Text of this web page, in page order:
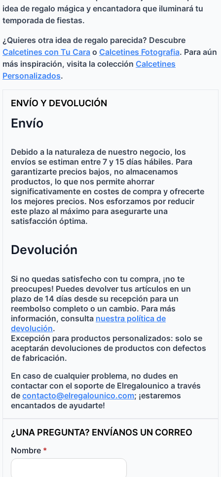
idea de regalo mágica y encantadora que iluminará tu
temporada de fiestas.
¿Quieres otra idea de regalo parecida? Descubre
Calcetines con Tu Cara o Calcetines Fotografia. Para aún
más inspiración, visita la colección Calcetines
Personalizados.
ENVÍO Y DEVOLUCIÓN
Envío
Debido a la naturaleza de nuestro negocio, los
envíos se estiman entre 7 y 15 días hábiles. Para
garantizarte precios bajos, no almacenamos
productos, lo que nos permite ahorrar
significativamente en costes de compra y ofrecerte
los mejores precios. Nos esforzamos por reducir
este plazo al máximo para asegurarte una
satisfacción óptima.
Devolución
Si no quedas satisfecho con tu compra, ¡no te
preocupes! Puedes devolver tus artículos en un
plazo de 14 días desde su recepción para un
reembolso completo o un cambio. Para más
información, consulta nuestra política de
devolución.
Excepción para productos personalizados: solo se
aceptarán devoluciones de productos con defectos
de fabricación.
En caso de cualquier problema, no dudes en
contactar con el soporte de Elregalounico a través
de contacto@elregalounico.com; ¡estaremos
encantados de ayudarte!
¿UNA PREGUNTA? ENVÍANOS UN CORREO
Nombre *